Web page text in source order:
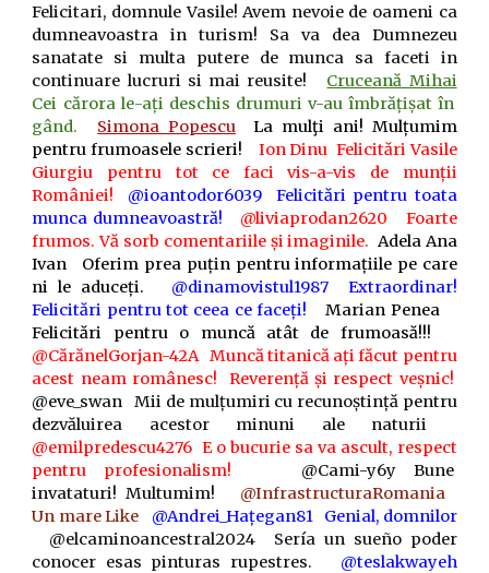
Felicitari, domnule Vasile! Avem nevoie de oameni ca
dumneavoastra in turism! Sa va dea Dumnezeu
sanatate si multa putere de munca sa faceti in
continuare lucruri si mai reusite! Cruceană Mihai
Cei cărora le-ați deschis drumuri v-au îmbrățișat în
gând.
Simona Popescu
La mulţi ani! Mulțumim
pentru frumoasele scrieri! Ion Dinu Felicitări Vasile
Giurgiu pentru tot ce faci vis-a-vis de munții
României! @ioantodor6039 Felicitări pentru toata
munca dumneavoastră! @liviaprodan2620 Foarte
frumos. Vă sorb comentariile și imaginile. Adela Ana
Ivan Oferim prea puțin pentru informațiile pe care
ni le aduceți. @dinamovistul1987
Extraordinar!
Felicitări pentru tot ceea ce faceți!Marian Penea
Felicitări pentru o muncă atât de frumoasă!!!
@CărănelGorjan-42A Muncă titanică ați făcut pentru
acest neam românesc! Reverență și respect veșnic!
@eve_swan
Mii de mulțumiri cu recunoștință pentru
dezvăluirea acestor minuni ale naturii
@emilpredescu4276 E o bucurie sa va ascult, respect
pentru profesionalism! @Cami-y6y Bune
invataturi! Multumim!
@InfrastructuraRomania
Un mare Like
@Andrei_Hațegan81 Genial, domnilor
@elcaminoancestral2024 Sería un sueño poder
conocer esas pinturas rupestres. @teslakwayeh